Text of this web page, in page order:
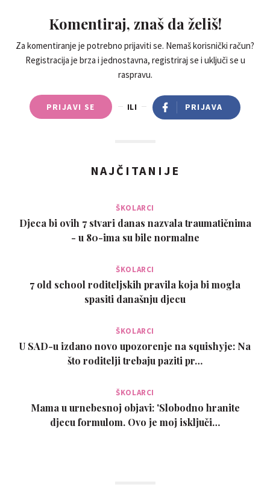
Komentiraj, znaš da želiš!
Za komentiranje je potrebno prijaviti se. Nemaš korisnički račun?
Registracija je brza i jednostavna, registriraj se i uključi se u
raspravu.
PRIJAVI SE ILI PRIJAVA
NAJČITANIJE
ŠKOLARCI
Djeca bi ovih 7 stvari danas nazvala traumatičnima
- u 80-ima su bile normalne
ŠKOLARCI
7 old school roditeljskih pravila koja bi mogla
spasiti današnju djecu
ŠKOLARCI
U SAD-u izdano novo upozorenje na squishyje: Na
što roditelji trebaju paziti pr…
ŠKOLARCI
Mama u urnebesnoj objavi: 'Slobodno hranite
djecu formulom. Ovo je moj isključi…